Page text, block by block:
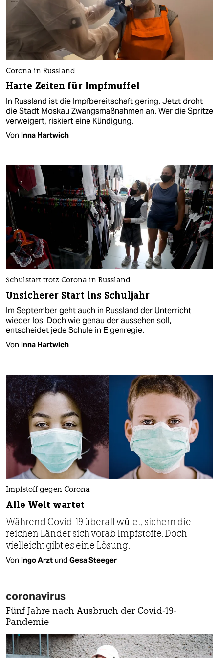
Corona in Russland
Harte Zeiten für Impfmuffel
In Russland ist die Impfbereitschaft gering. Jetzt droht
die Stadt Moskau Zwangsmaßnahmen an. Wer die Spritze
verweigert, riskiert eine Kündigung.
Von Inna Hartwich
Schulstart trotz Corona in Russland
Unsicherer Start ins Schuljahr
Im September geht auch in Russland der Unterricht
wieder los. Doch wie genau der aussehen soll,
entscheidet jede Schule in Eigenregie.
Von Inna Hartwich
Impfstoff gegen Corona
Alle Welt wartet
Während Covid-19 überall wütet, sichern die
reichen Länder sich vorab Impfstoffe. Doch
vielleicht gibt es eine Lösung.
Von Ingo Arzt und Gesa Steeger
coronavirus
Fünf Jahre nach Ausbruch der Covid-19-
Pandemie